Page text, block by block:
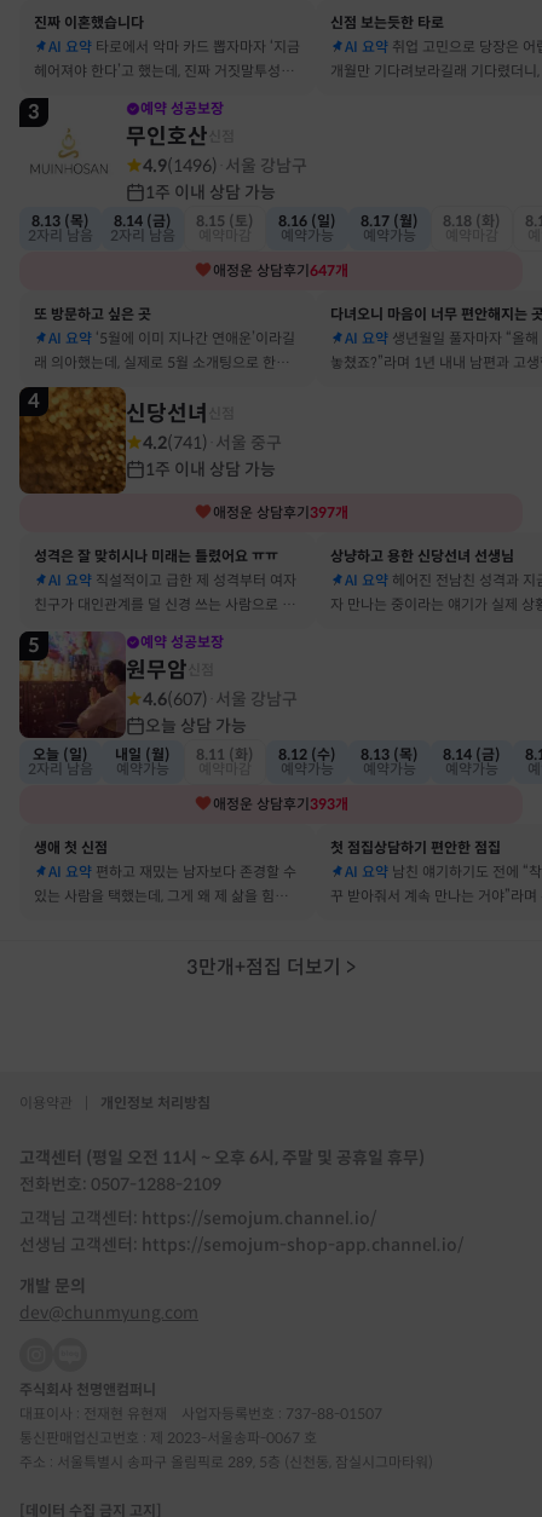
진짜 이혼했습니다
AI 요약 타로에서 악마 카드 뽑자마자 ‘지금
헤어져야 한다’고 했는데, 진짜 거짓말투성이
결혼 생활 끝에 이혼 숙고 중이에요
신점 보는듯한 타로
AI 요약 취업 고민으로 당장은 어
개월만 기다려보라길래 기다렸더니
3 예약 성공보장
무인호산
4.9(1496) 서울 강남구
1주 이내 상담 가능
8.13 (목)
2자리 남음
8.14 (금)
2자리 남음
8.15 (토)
8.16 (일)
예약가능
8.17 (월)
예약가능
8.18 (화)
애정운 상담후기 647개
또 방문하고 싶은 곳
AI 요약 ‘5월에 이미 지나간 연애운’이라길
래 의아했는데, 실제로 5월 소개팅으로 한참
고민했던 사람이 있었어요
다녀오니 마음이 너무 편안해지는
AI 요약 생년월일 풀자마자 “올
놓쳤죠?”라며 1년 내내 남편과 고
4 신당선녀
4.2(741) 서울 중구
1주 이내 상담 가능
애정운 상담후기 397개
성격은 잘 맞히시나 미래는 틀렸어요 ㅠㅠ
AI 요약 직설적이고 급한 제 성격부터 여자
친구가 대인관계를 덜 신경 쓰는 사람으로 바
뀔 거란 말까지 그대로 현실이 됐어요
상냥하고 용한 신당선녀 선생님
AI 요약 헤어진 전남친 성격과 지
자 만나는 중이라는 얘기가 실제 상
5 예약 성공보장
원무암
4.6(607) 서울 강남구
오늘 상담 가능
오늘 (일)
2자리 남음
내일 (월)
예약가능
8.11 (화)
8.12 (수)
예약가능
8.13 (목)
예약가능
8.14 (금)
예약가능
애정운 상담후기 393개
생애 첫 신점
AI 요약 편하고 재밌는 남자보다 존경할 수
있는 사람을 택했는데, 그게 왜 제 삶을 힘들게
첫 점집상담하기 편안한 점집
AI 요약 남친 얘기하기도 전에 “
꾸 받아줘서 계속 만나는 거야”라며
3만개+점집 더보기 >
이용약관 개인정보 처리방침
고객센터 (평일 오전 11시 ~ 오후 6시, 주말 및 공휴일 휴무)
전화번호: 0507-1288-2109
고객님 고객센터: https://semojum.channel.io/
선생님 고객센터: https://semojum-shop-app.channel.io/
개발 문의
dev@chunmyung.com
주식회사 천명앤컴퍼니
대표이사 : 전재현 유현재 사업자등록번호 : 737-88-01507
통신판매업신고번호 : 제 2023-서울송파-0067 호
주소 : 서울특별시 송파구 올림픽로 289, 5층 (신천동, 잠실시그마타워)
[데이터 수집 금지 고지]